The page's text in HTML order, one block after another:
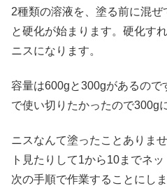
2種類の溶液を、塗る前に混
と硬化が始まります。硬化す
ニスになります。
容量は600gと300gがあるので
で使い切りたかったので300g
ニスなんて塗ったことありま
ト見たりして1から10までネッ
次の手順で作業することにしま